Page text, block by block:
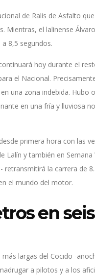
de Ralis de Asfalto
Mientras, el lalinense
8,5 segundos.
hoy durante el
el Nacional.
una zona indebida. Hubo
en una fría y lluviosa
primera hora con las
y también en
la carrera de
el mundo del motor.
en
largas del Cocido -
a pilotos y a los